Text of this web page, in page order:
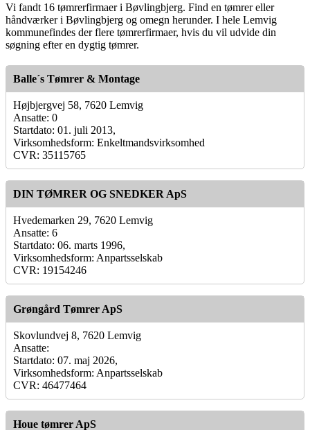
Vi fandt 16 tømrerfirmaer i Bøvlingbjerg. Find en tømrer eller
håndværker i Bøvlingbjerg og omegn herunder. I hele Lemvig
kommunefindes der flere tømrerfirmaer, hvis du vil udvide din
søgning efter en dygtig tømrer.
Balle´s Tømrer & Montage
Højbjergvej 58, 7620 Lemvig
Ansatte: 0
Startdato: 01. juli 2013,
Virksomhedsform: Enkeltmandsvirksomhed
CVR: 35115765
DIN TØMRER OG SNEDKER ApS
Hvedemarken 29, 7620 Lemvig
Ansatte: 6
Startdato: 06. marts 1996,
Virksomhedsform: Anpartsselskab
CVR: 19154246
Grøngård Tømrer ApS
Skovlundvej 8, 7620 Lemvig
Ansatte:
Startdato: 07. maj 2026,
Virksomhedsform: Anpartsselskab
CVR: 46477464
Houe tømrer ApS